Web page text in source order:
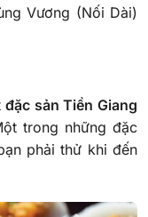
Vương (Nối Dài)
đặc sản Tiền Giang
trong những đặc
phải thử khi đến